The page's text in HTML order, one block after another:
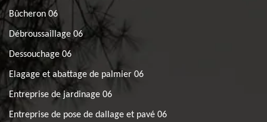
Bûcheron 06
Débroussaillage 06
Dessouchage 06
Elagage et abattage de palmier 06
Entreprise de jardinage 06
Entreprise de pose de dallage et pavé 06